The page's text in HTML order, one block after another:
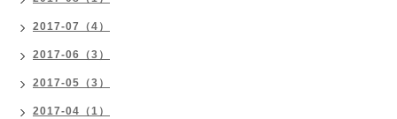
2017-07（4）
2017-06（3）
2017-05（3）
2017-04（1）